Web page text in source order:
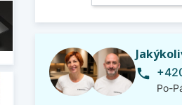
phone
Po-